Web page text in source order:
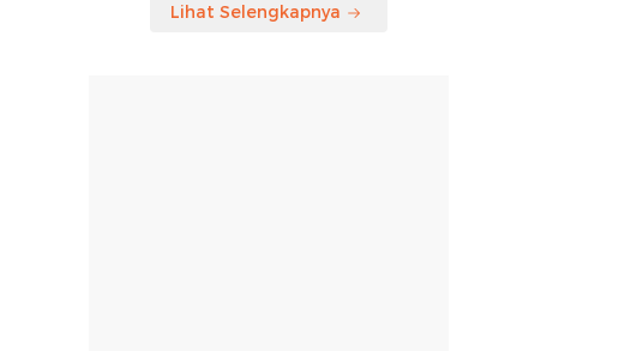
Lihat Selengkapnya